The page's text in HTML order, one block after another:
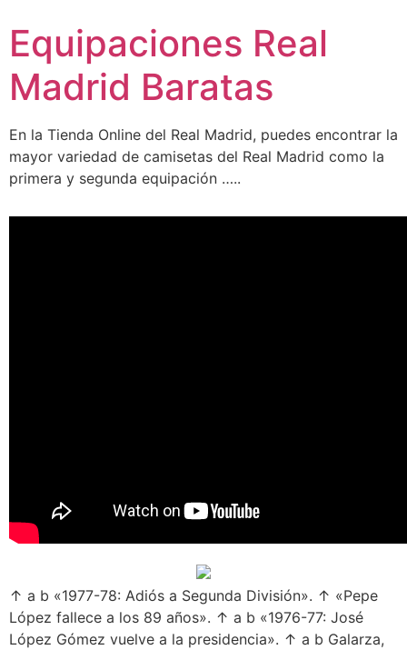
contenido
Equipaciones Real
Madrid Baratas
En la Tienda Online del Real Madrid, puedes encontrar la
mayor variedad de camisetas del Real Madrid como la
primera y segunda equipación …..
↑ a b «1977-78: Adiós a Segunda División». ↑ «Pepe
López fallece a los 89 años». ↑ a b «1976-77: José
López Gómez vuelve a la presidencia». ↑ a b Galarza,